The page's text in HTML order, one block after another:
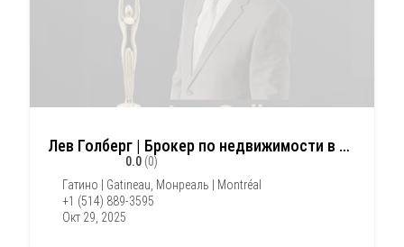
Лев Голберг | Брокер по недвижимости в Монреале и окрестностях
0.0 (0)
Гатино | Gatineau, Монреаль | Montréal
+1 (514) 889-3595
Окт 29, 2025